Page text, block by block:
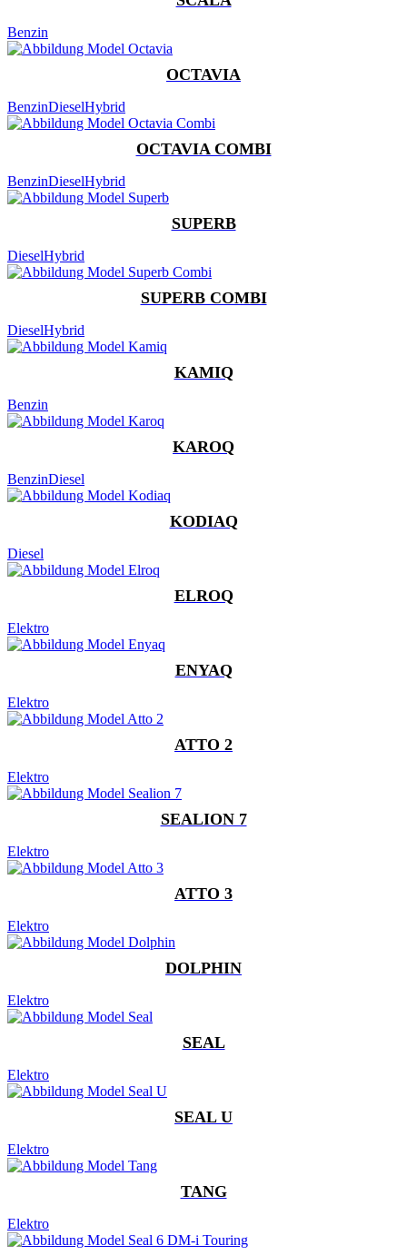
Benzin
OCTAVIA
BenzinDieselHybrid
OCTAVIA COMBI
BenzinDieselHybrid
SUPERB
DieselHybrid
SUPERB COMBI
DieselHybrid
KAMIQ
Benzin
KAROQ
BenzinDiesel
KODIAQ
Diesel
ELROQ
Elektro
ENYAQ
Elektro
ATTO 2
Elektro
SEALION 7
Elektro
ATTO 3
Elektro
DOLPHIN
Elektro
SEAL
Elektro
SEAL U
Elektro
TANG
Elektro